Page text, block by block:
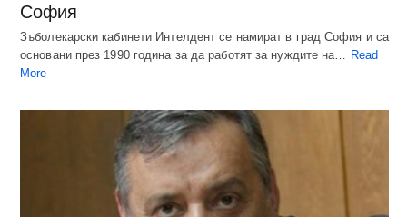
София
Зъболекарски кабинети Интелдент се намират в град София и са
основани през 1990 година за да работят за нуждите на…
Read
More